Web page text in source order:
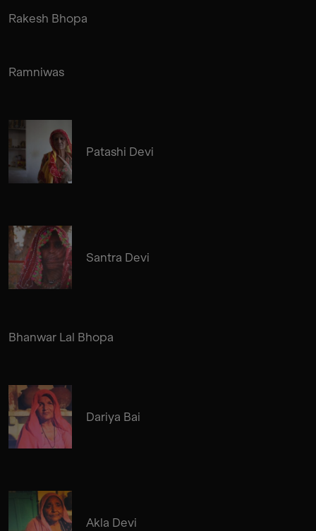
Rakesh Bhopa
Ramniwas
Patashi Devi
Santra Devi
Bhanwar Lal Bhopa
Dariya Bai
Akla Devi